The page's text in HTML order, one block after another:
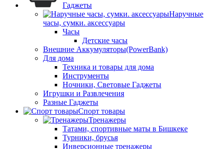
Гаджеты
Наручные
часы, сумки. аксессуары
Часы
Детские часы
Внешние Аккумуляторы(PowerBank)
Для дома
Техника и товары для дома
Инструменты
Ночники, Световые Гаджеты
Игрушки и Развлечения
Разные Гаджеты
Спорт товары
Тренажеры
Татами, спортивные маты в Бишкеке
Турники, брусья
Инверсионные тренажеры